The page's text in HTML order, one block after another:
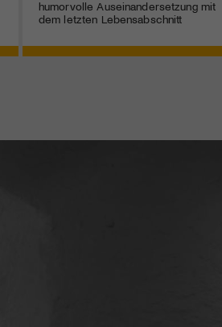
humorvolle Auseinandersetzung mit
dem letzten Lebensabschnitt